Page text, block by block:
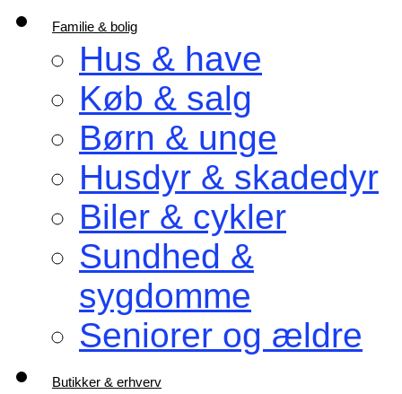
Familie & bolig
Hus & have
Køb & salg
Børn & unge
Husdyr & skadedyr
Biler & cykler
Sundhed &
sygdomme
Seniorer og ældre
Butikker & erhverv